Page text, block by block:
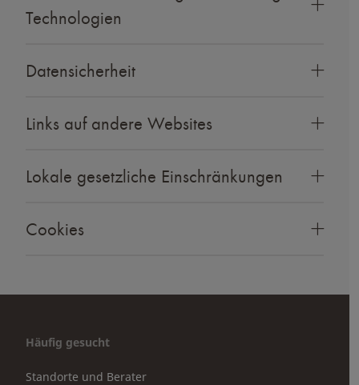
Technologien
Datensicherheit
Links auf andere Websites
Lokale gesetzliche Einschränkungen
Cookies
Häufig gesucht
Standorte und Berater